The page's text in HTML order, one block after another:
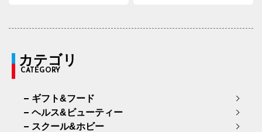
カテゴリ
CATEGORY
ギフト&フード
ヘルス&ビューティー
スクール&ホビー